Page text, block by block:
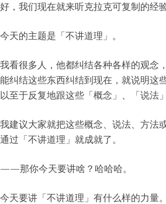
好，我们现在就来听克拉克可复制的经验
今天的主题是「不讲道理」。
我看很多人，他都纠结各种各样的观念
能纠结这些东西纠结到现在，就说明这
以至于反复地跟这些「概念」、「说法」
我建议大家就把这些概念、说法、方法
通过「不讲道理」就成就了。
——那你今天要讲啥？哈哈哈。
今天要讲「不讲道理」有什么样的力量